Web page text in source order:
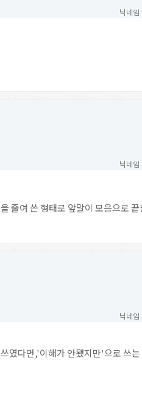
닉네
닉네
여 쓴 형태로 앞말이 모음으로
닉네
였다면,'이해가 안됐지만'으로 쓰